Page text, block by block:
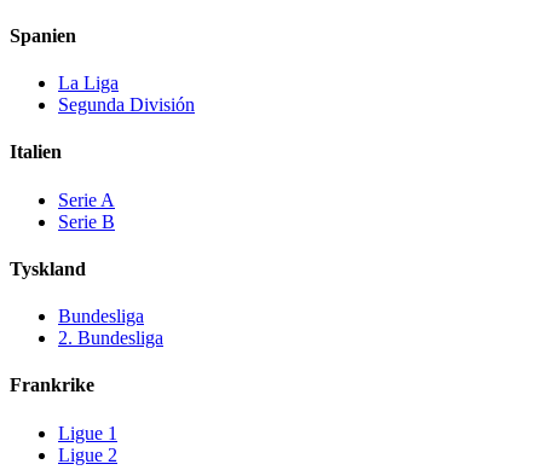
Spanien
La Liga
Segunda División
Italien
Serie A
Serie B
Tyskland
Bundesliga
2. Bundesliga
Frankrike
Ligue 1
Ligue 2